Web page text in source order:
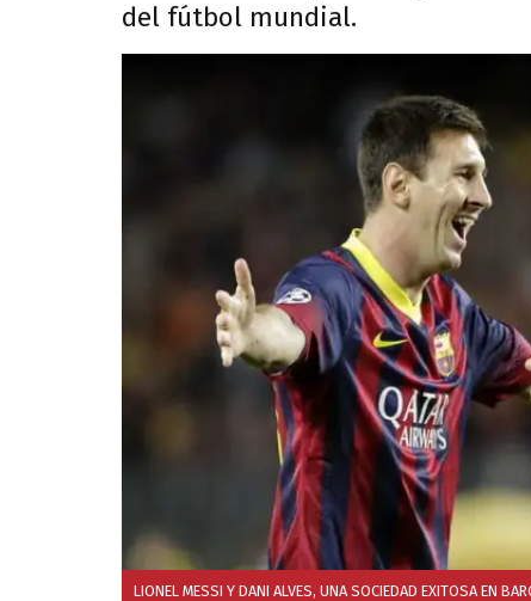
del fútbol mundial.
LIONEL MESSI Y DANI ALVES, UNA SOCIEDAD EXITOSA EN